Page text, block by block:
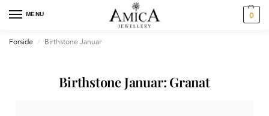
MENU 0
Forside / Birthstone Januar
Birthstone Januar: Granat